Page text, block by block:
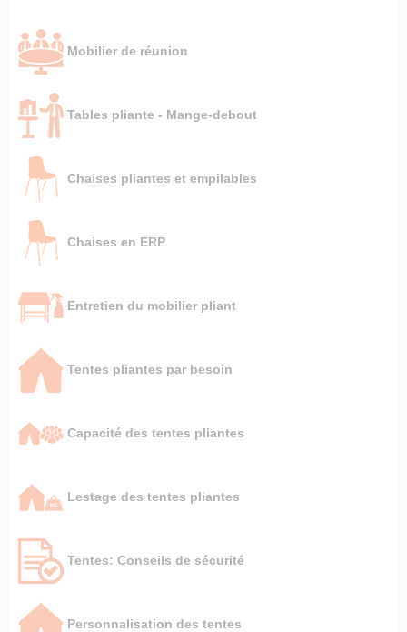
Mobilier de réunion
Tables pliante - Mange-debout
Chaises pliantes et empilables
Chaises en ERP
Entretien du mobilier pliant
Tentes pliantes par besoin
Capacité des tentes pliantes
Lestage des tentes pliantes
Tentes: Conseils de sécurité
Personnalisation des tentes